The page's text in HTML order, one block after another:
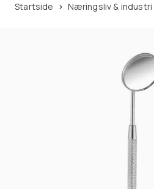
Startside Næringsliv & industri